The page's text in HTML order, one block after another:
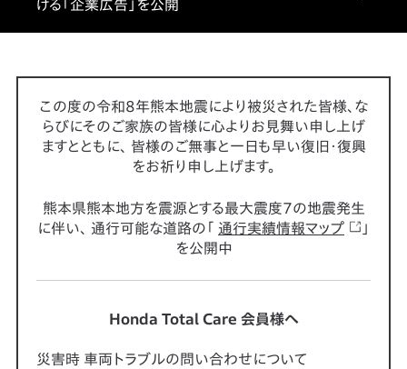
ける「企業広告」を公開
この度の令和8年熊本地震により被災された皆様、な
らびにそのご家族の皆様に心よりお見舞い申し上げ
ますとともに、
皆様のご無事と一日も早い復旧・復興
をお祈り申し上げます。
熊本県熊本地方を震源とする最大震度7の地震発生
に伴い、
通行可能な道路の「 通行実績情報マップ
」
を公開中
Honda Total Care 会員様へ
災害時 車両トラブルの問い合わせについて